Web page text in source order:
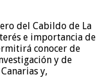
del Cabildo de La
e importancia de
conocer de
y de
y,